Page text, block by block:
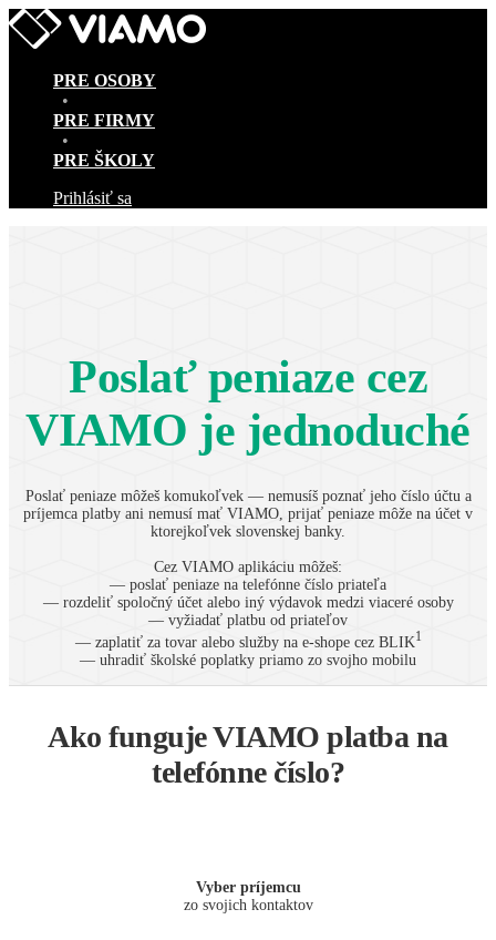
PRE OSOBY
•
PRE FIRMY
•
PRE ŠKOLY
Prihlásiť sa
Poslať peniaze cez
VIAMO je jednoduché
Poslať peniaze môžeš komukoľvek — nemusíš poznať jeho číslo účtu a
príjemca platby ani nemusí mať VIAMO, prijať peniaze môže na účet v
ktorejkoľvek slovenskej banky.
Cez VIAMO aplikáciu môžeš:
— poslať peniaze na telefónne číslo priateľa
— rozdeliť spoločný účet alebo iný výdavok medzi viaceré osoby
— vyžiadať platbu od priateľov
— zaplatiť za tovar alebo služby na e-shope cez BLIK1
— uhradiť školské poplatky priamo zo svojho mobilu
Ako funguje VIAMO platba na
telefónne číslo?
Vyber príjemcu
zo svojich kontaktov